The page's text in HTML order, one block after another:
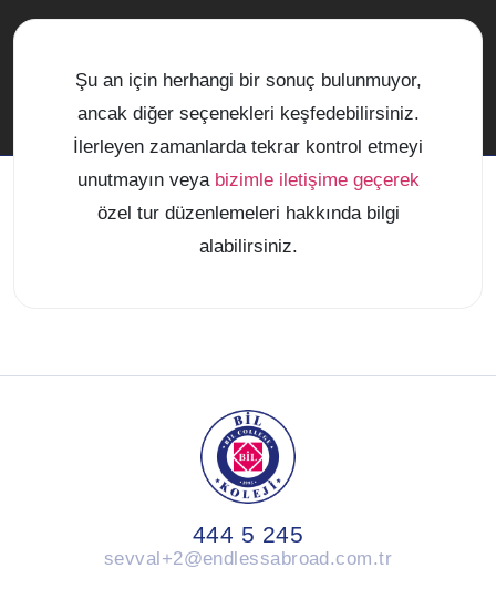
Şu an için herhangi bir sonuç bulunmuyor,
ancak diğer seçenekleri keşfedebilirsiniz.
İlerleyen zamanlarda tekrar kontrol etmeyi
unutmayın veya bizimle iletişime geçerek
özel tur düzenlemeleri hakkında bilgi
alabilirsiniz.
444 5 245
sevval+2@endlessabroad.com.tr